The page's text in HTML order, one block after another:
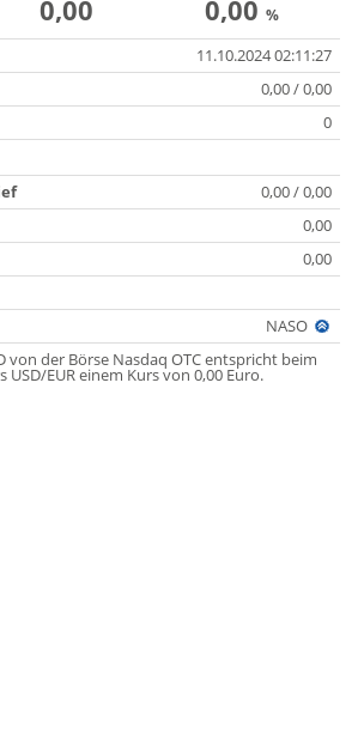
0,00 0,00 %
11.10.2024 02:11:27
0,00 / 0,00
0
0,00 / 0,00
0,00
0,00
NASO
von der Börse Nasdaq OTC entspricht beim
EUR einem Kurs von 0,00 Euro.